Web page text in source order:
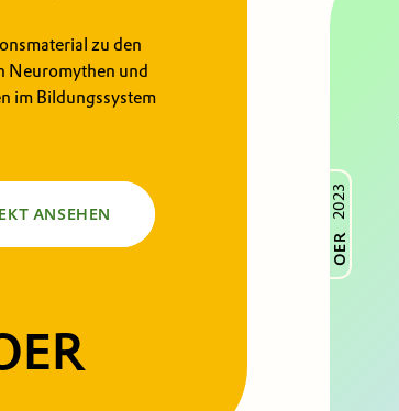
zu den
Neuromythen und
im Bildungssystem
ANSEHEN
OER
2023